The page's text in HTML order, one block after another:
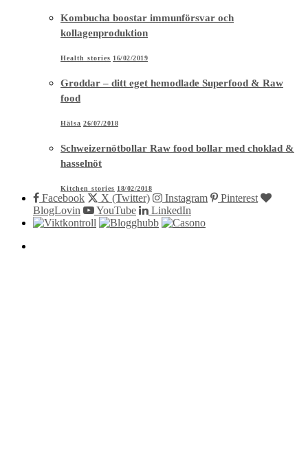
Kombucha boostar immunförsvar och
kollagenproduktion
Health stories 16/02/2019
Groddar – ditt eget hemodlade Superfood & Raw
food
Hälsa 26/07/2018
Schweizernötbollar Raw food bollar med choklad &
hasselnöt
Kitchen stories 18/02/2018
Facebook X (Twitter) Instagram
Pinterest
BlogLovin
YouTube LinkedIn